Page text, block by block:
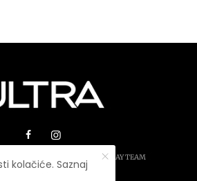
SVA PRAVA ZADRŽANA.PLAY TEAM
kolačiće. Saznaj